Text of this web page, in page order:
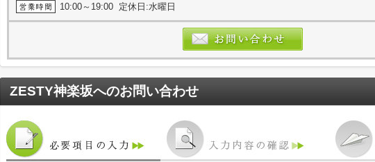
10:00～19:00 定休日:水曜日
ZESTY神楽坂へのお問い合わせ